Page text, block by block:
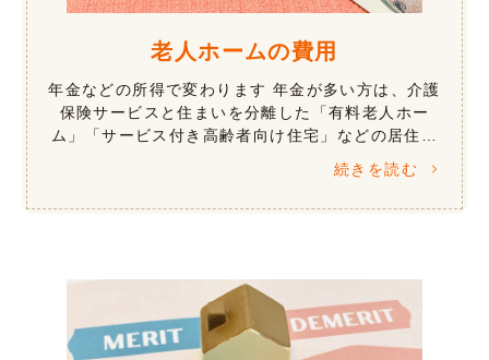
老人ホームの費用
年金などの所得で変わります 年金が多い方は、介護
保険サービスと住まいを分離した「有料老人ホー
ム」「サービス付き高齢者向け住宅」などの居住系
施設が向いています。年金が少ない方では、年金や
所得などにより、介護保険サービスにく […]
続きを読む